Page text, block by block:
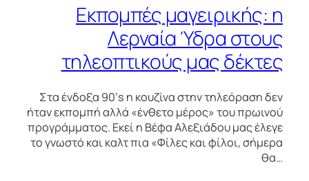
Εκπομπές μαγειρικής: η
Λερναία Ύδρα στους
τηλεοπτικούς μας δέκτες
Στα ένδοξα 90’s η κουζίνα στην τηλεόραση δεν
ήταν εκπομπή αλλά «ένθετο μέρος» του πρωινού
προγράμματος. Εκεί η Βέφα Αλεξιάδου μας έλεγε
το γνωστό και καλτ πια «Φίλες και φίλοι, σήμερα
θα…